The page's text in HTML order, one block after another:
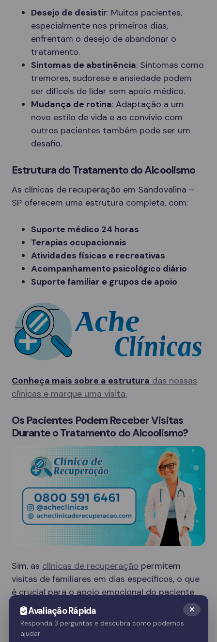
Desejo de desistir: Muitos pacientes,
especialmente nos primeiros dias,
enfrentam o desejo de abandonar o
tratamento.
Sintomas de abstinência: Sintomas como
tremores, sudorese e ansiedade podem
ser difíceis de lidar sem apoio médico.
Mudança de rotina: Adaptação a um
novo estilo de vida e ao convívio com
outros pacientes também pode ser um
desafio.
Estrutura do Tratamento do Alcoolismo
As clínicas de recuperação em Sandovalina –
SP oferecem uma estrutura completa, com:
Suporte médico 24 horas
Terapias ocupacionais
Atividades físicas e recreativas
Acompanhamento psicológico diário
Suporte familiar e grupos de apoio
Conheça mais sobre a estrutura das nossas
clínicas e marque uma visita.
Os Pacientes Podem Receber Visitas
Durante o Tratamento do Alcoolismo?
Sim, as clínicas de recuperação permitem
visitas de familiares em dias específicos, o que
é crucial para o apoio emocional do paciente.
Essas visitas ajudam no processo de
recuperação e fortalecem o vínculo familiar.
Avaliação Rápida
Responda 3 perguntas e descubra como podemos
ajudar